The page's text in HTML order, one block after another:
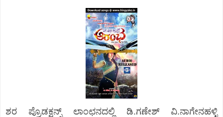
ಶರ ಪ್ರೊಡಕ್ಷನ್ಸ್ ಲಾಂಛನದಲ್ಲಿ ಡಿ.ಗಣೇಶ್ ವಿ.ನಾಗೇನಹಳ್ಳಿ